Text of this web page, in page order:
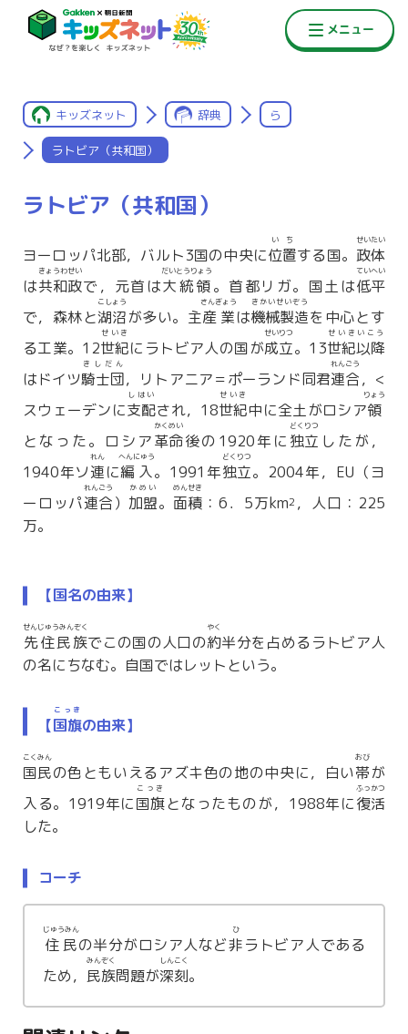
キッズネット 辞典 ら
ラトビア（共和国）
ラトビア（共和国）
ヨーロッパ北部，バルト3国の中央に位置
いち
する国。 政体
せいたい
は共和政
きょうわせい
で，元首は大統領
だいとうりょう
。首都リガ。国土は低平
ていへい
で，森林と湖沼
こしょう
が多い。主産業
さんぎょう
は機械製造
きかいせいぞう
を中心とす
る工業。12世紀
せいき
にラトビア人の国が成立
せいりつ
。13世紀以降
せいきいこう
はドイツ騎士団
きしだん
，リトアニア＝ポーランド同君連合
れんごう
，<
スウェーデンに支配
しはい
され，18世紀
せいき
中に全土がロシア領
りょう
となった。ロシア革命
かくめい
後の1920年に 独立
どくりつ
したが，
1940年ソ連
れん
に編入
へんにゅう
。1991年独立
どくりつ
。2004年，EU（ヨ
ーロッパ連合
れんごう
） 加盟
かめい
。 面積
めんせき
：6．5万km2 ，人口：225
万。
【国名の由来】
先住民族
せんじゅうみんぞく
でこの国の人口の約
やく
半分を占めるラトビア人
の名にちなむ。自国ではレットという。
【国旗
こっき
の由来】
国民
こくみん
の色ともいえるアズキ色の地の中央に，白い帯
おび
が
入る。1919年に国旗
こっき
となったものが，1988年に復活
ふっかつ
した。
コーチ
住民
じゅうみん
の半分がロシア人など非
ひ
ラトビア人である
ため， 民族
みんぞく
問題が深刻
しんこく
。